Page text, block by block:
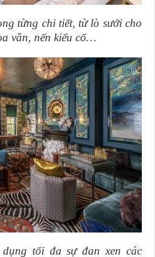
từng chi tiết, từ lò sưởi cho
văn, nến kiểu cổ…
tối đa sự đan xen các